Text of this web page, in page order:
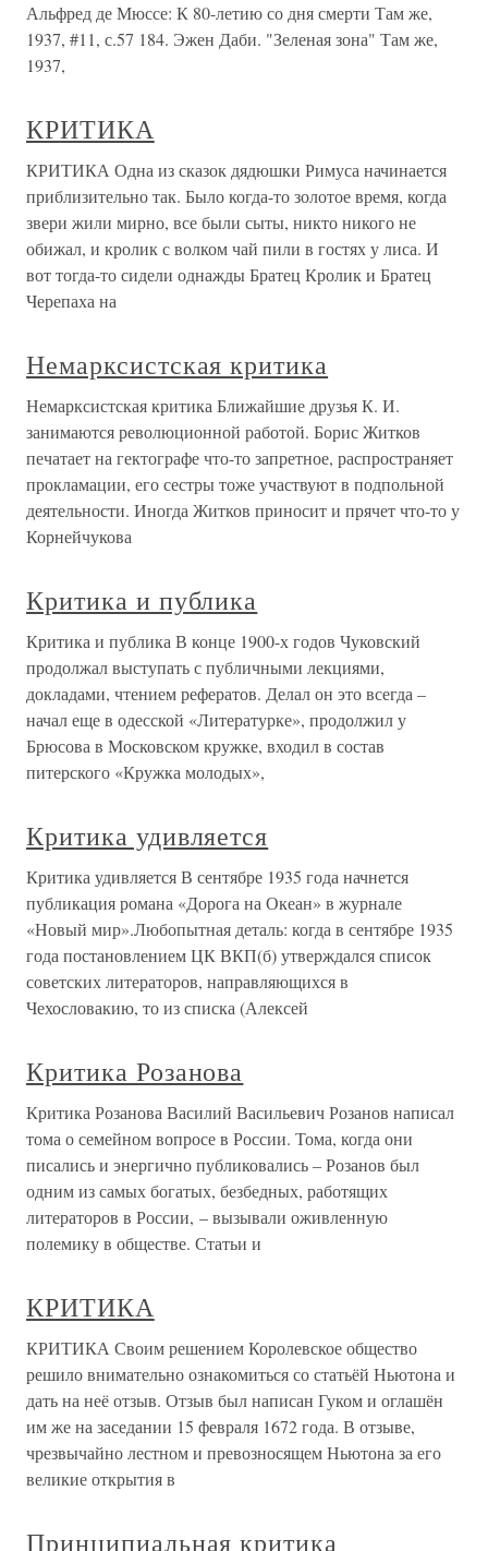
Альфред де Мюссе: К 80-летию со дня смерти Там же,
1937, #11, с.57 184. Эжен Даби. "Зеленая зона" Там же,
1937,
КРИТИКА
КРИТИКА Одна из сказок дядюшки Римуса начинается
приблизительно так. Было когда-то золотое время, когда
звери жили мирно, все были сыты, никто никого не
обижал, и кролик с волком чай пили в гостях у лиса. И
вот тогда-то сидели однажды Братец Кролик и Братец
Черепаха на
Немарксистская критика
Немарксистская критика Ближайшие друзья К. И.
занимаются революционной работой. Борис Житков
печатает на гектографе что-то запретное, распространяет
прокламации, его сестры тоже участвуют в подпольной
деятельности. Иногда Житков приносит и прячет что-то у
Корнейчукова
Критика и публика
Критика и публика В конце 1900-х годов Чуковский
продолжал выступать с публичными лекциями,
докладами, чтением рефератов. Делал он это всегда –
начал еще в одесской «Литературке», продолжил у
Брюсова в Московском кружке, входил в состав
питерского «Кружка молодых»,
Критика удивляется
Критика удивляется В сентябре 1935 года начнется
публикация романа «Дорога на Океан» в журнале
«Новый мир».Любопытная деталь: когда в сентябре 1935
года постановлением ЦК ВКП(б) утверждался список
советских литераторов, направляющихся в
Чехословакию, то из списка (Алексей
Критика Розанова
Критика Розанова Василий Васильевич Розанов написал
тома о семейном вопросе в России. Тома, когда они
писались и энергично публиковались – Розанов был
одним из самых богатых, безбедных, работящих
литераторов в России, – вызывали оживленную
полемику в обществе. Статьи и
КРИТИКА
КРИТИКА Своим решением Королевское общество
решило внимательно ознакомиться со статьёй Ньютона и
дать на неё отзыв. Отзыв был написан Гуком и оглашён
им же на заседании 15 февраля 1672 года. В отзыве,
чрезвычайно лестном и превозносящем Ньютона за его
великие открытия в
Принципиальная критика